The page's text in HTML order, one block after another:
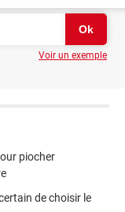
Voir un exemple
piocher
de choisir le